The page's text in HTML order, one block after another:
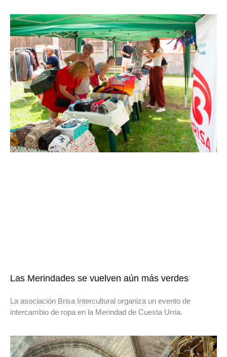
Las Merindades se vuelven aún más verdes
La asociación Brisa Intercultural organiza un evento de
intercambio de ropa en la Merindad de Cuesta Urria.